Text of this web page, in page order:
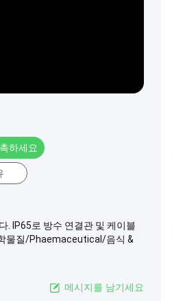
하세요
. IP65로 방수 연결관 및 케이블
물질/Phaemaceutical/음식 &
메시지를 남기세요